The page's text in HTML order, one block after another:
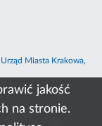
jakość
na stronie.
Urząd Miasta Krakowa,